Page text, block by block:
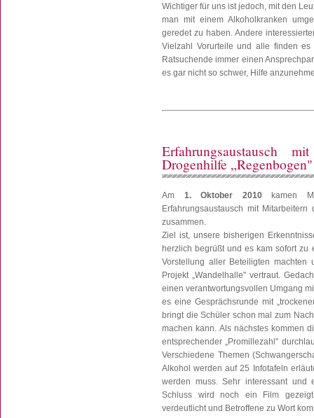
Wichtiger für uns ist jedoch, mit den
man mit einem Alkoholkranken
geredet zu haben. Andere
Vielzahl Vorurteile und alle finden
Ratsuchende immer einen
es gar nicht so schwer, Hilfe
Erfahrungsaustausch
Drogenhilfe „Regenbogen"
Am 1. Oktober 2010kamen
Erfahrungsaustausch mit
zusammen.
Ziel ist, unsere bisherigen
herzlich begrüßt und es kam sofort
Vorstellung aller Beteiligten
Projekt „Wandelhalle" vertraut.
einen verantwortungsvollen Umgang
es eine Gesprächsrunde mit
bringt die Schüler schon mal zum
machen kann. Als nächstes kommen
entsprechender „Promillezahl"
Verschiedene Themen
Alkohol werden auf 25 Infotafeln
werden muss. Sehr interessant und
Schluss wird noch ein Film
verdeutlicht und Betroffene zu Wort